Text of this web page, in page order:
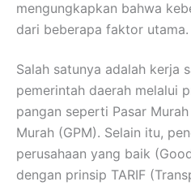
mengungkapkan bahwa
dari beberapa faktor utama.
Salah satunya adalah kerja
pemerintah daerah melalui
pangan seperti Pasar
Murah (GPM). Selain itu,
perusahaan yang baik
dengan prinsip TARIF